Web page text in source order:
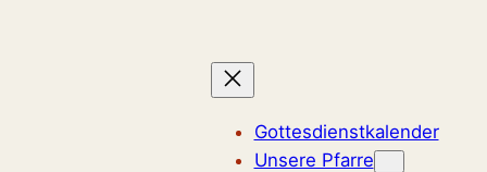
Gottesdienstkalender
Unsere Pfarre